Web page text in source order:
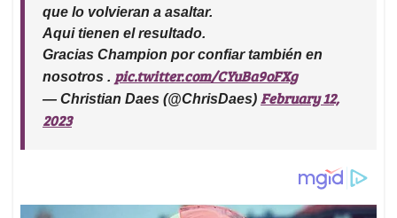
que lo volvieran a asaltar.
Aqui tienen el resultado.
Gracias Champion por confiar también en
nosotros . pic.twitter.com/CYuBa9oFXg
— Christian Daes (@ChrisDaes) February 12,
2023